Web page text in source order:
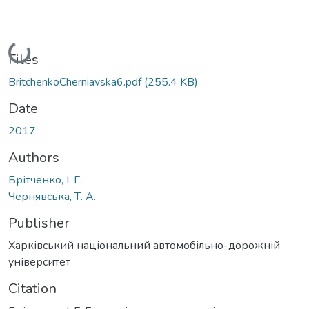
Loading...
Files
BritchenkoCherniavska6.pdf(255.4 KB)
Date
2017
Authors
Брітченко, І. Г.
Чернявська, Т. А.
Publisher
Харківський національний автомобільно-дорожній
університет
Citation